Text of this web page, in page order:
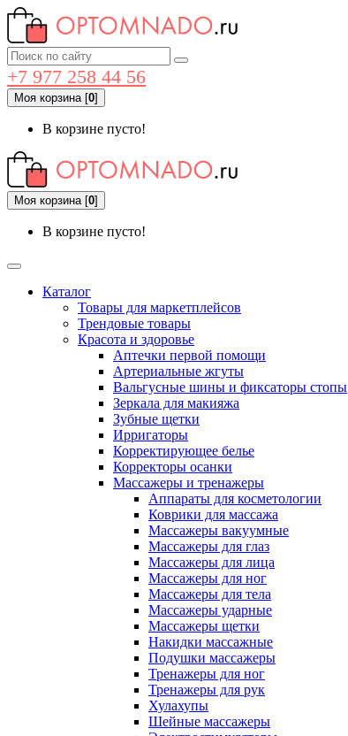
+7 977 258 44 56
Моя корзина[0]
В корзине пусто!
Моя корзина[0]
В корзине пусто!
Каталог
Товары для маркетплейсов
Трендовые товары
Красота и здоровье
Аптечки первой помощи
Артериальные жгуты
Вальгусные шины и фиксаторы стопы
Зеркала для макияжа
Зубные щетки
Ирригаторы
Корректирующее белье
Корректоры осанки
Массажеры и тренажеры
Аппараты для косметологии
Коврики для массажа
Массажеры вакуумные
Массажеры для глаз
Массажеры для лица
Массажеры для ног
Массажеры для тела
Массажеры ударные
Массажеры щетки
Накидки массажные
Подушки массажеры
Тренажеры для ног
Тренажеры для рук
Хулахупы
Шейные массажеры